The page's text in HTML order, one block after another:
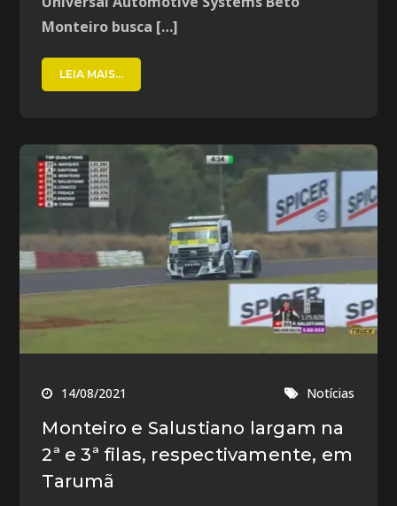
Monteiro busca […]
LEIA MAIS...
14/08/2021 Notícias
Monteiro e Salustiano largam na
2ª e 3ª filas, respectivamente, em
Tarumã